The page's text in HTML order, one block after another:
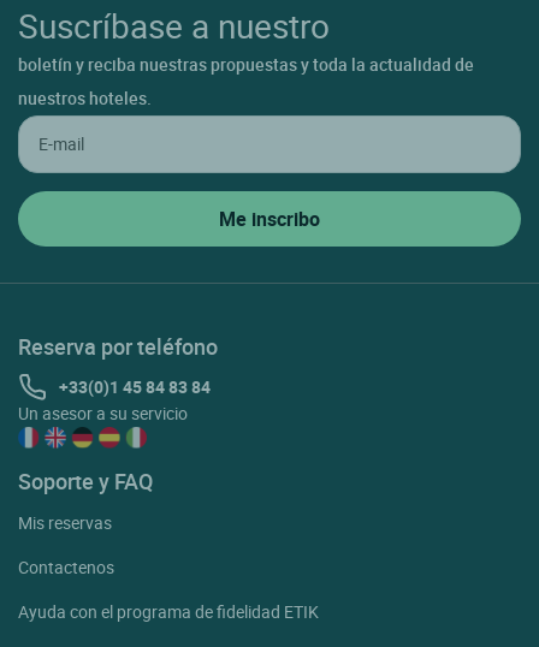
Suscríbase a nuestro
boletín y reciba nuestras propuestas y toda la actualidad de
nuestros hoteles.
Reserva por teléfono
+33(0)1 45 84 83 84
Un asesor a su servicio
Soporte y FAQ
Mis reservas
Contactenos
Ayuda con el programa de fidelidad ETIK